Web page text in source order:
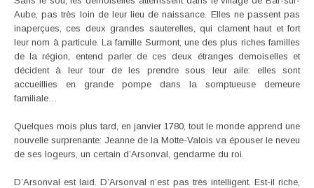
Aube, pas très loin de leur lieu de naissance. Elles ne passent pas
inaperçues, ces deux grandes sauterelles, qui clament haut et fort
leur nom à particule. La famille Surmont, une des plus riches familles
de la région, entend parler de ces deux étranges demoiselles et
décident à leur tour de les prendre sous leur aile: elles sont
accueillies en grande pompe dans la somptueuse demeure
familiale…
Quelques mois plus tard, en janvier 1780, tout le monde apprend une
nouvelle surprenante: Jeanne de la Motte-Valois va épouser le neveu
de ses logeurs, un certain d’Arsonval, gendarme du roi.
D’Arsonval est laid. D’Arsonval n’est pas très intelligent. Est-il riche,